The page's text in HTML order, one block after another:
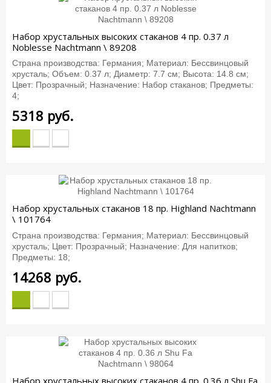
Набор хрустальных высоких стаканов 4 пр. 0.37 л
Noblesse Nachtmann \ 89208
Страна производства: Германия; Материал: Бессвинцовый
хрусталь; Объем: 0.37 л; Диаметр: 7.7 см; Высота: 14.8 см;
Цвет: Прозрачный; Назначение: Набор стаканов; Предметы:
4;
5318 руб.
Набор хрустальных стаканов 18 пр. Highland Nachtmann
\ 101764
Страна производства: Германия; Материал: Бессвинцовый
хрусталь; Цвет: Прозрачный; Назначение: Для напитков;
Предметы: 18;
14268 руб.
Набор хрустальных высоких стаканов 4 пр. 0.36 л Shu Fa